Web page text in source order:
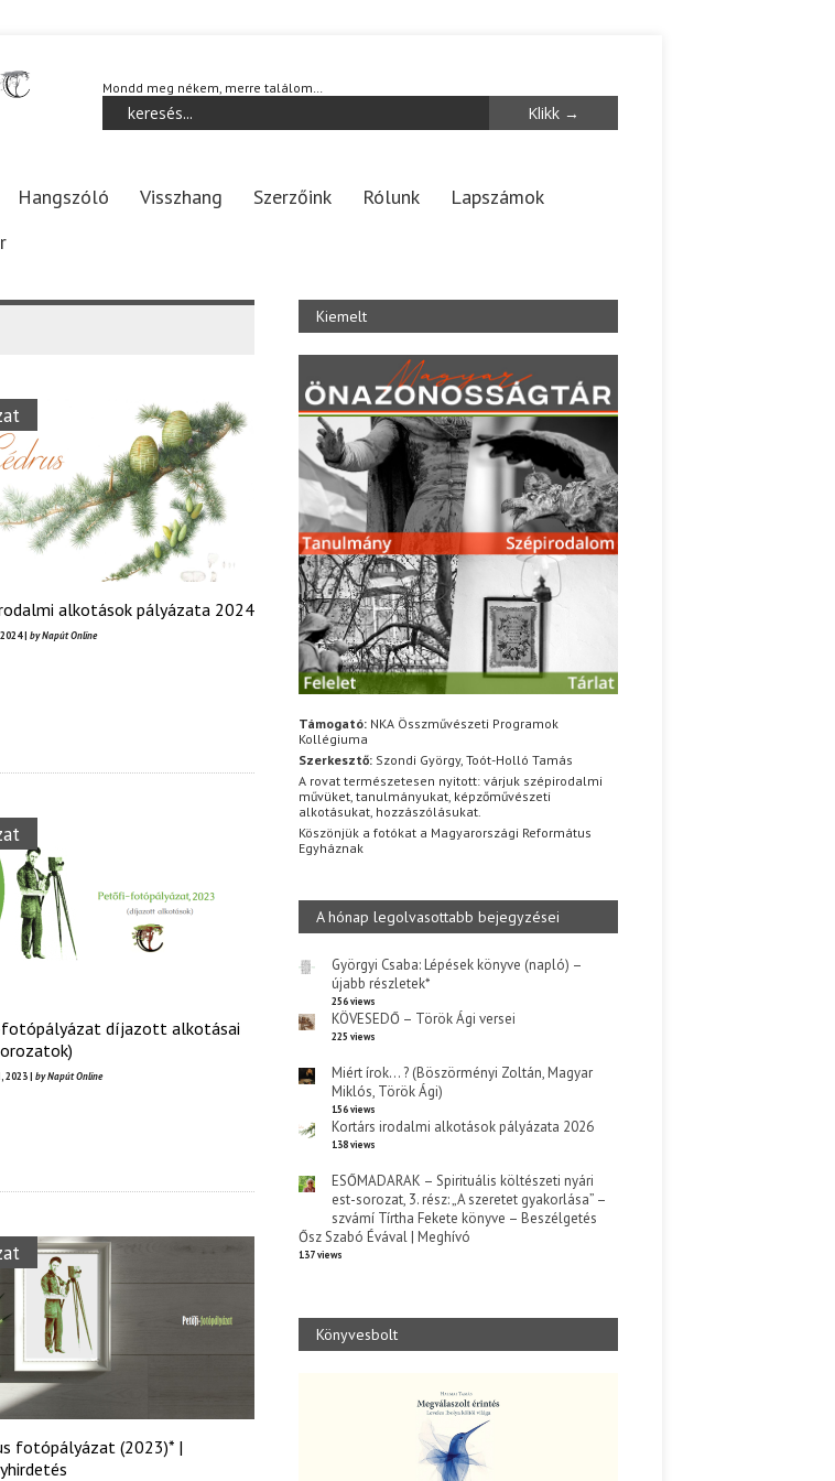
Mondd meg nékem, merre találom…
Hangszóló Visszhang Szerzőink Rólunk
Lapszámok
alkotások pályázata 2024
| by Napút Online
díjazott alkotásai
2023 | by Napút Online
fotópályázat (2023)* |
Kiemelt
Támogató: NKA Összművészeti Programok
Kollégiuma
Szerkesztő: Szondi György, Toót-Holló Tamás
A rovat természetesen nyitott: várjuk szépirodalmi
művüket, tanulmányukat, képzőművészeti
alkotásukat, hozzászólásukat.
Köszönjük a fotókat a Magyarországi Református
Egyháznak
A hónap legolvasottabb bejegyzései
Györgyi Csaba: Lépések könyve (napló) –
újabb részletek*
256 views
KÖVESEDŐ – Török Ági versei
225 views
Miért írok… ? (Böszörményi Zoltán, Magyar
Miklós, Török Ági)
156 views
Kortárs irodalmi alkotások pályázata 2026
138 views
ESŐMADARAK – Spirituális költészeti nyári
est-sorozat, 3. rész: „A szeretet gyakorlása” –
szvámí Tírtha Fekete könyve – Beszélgetés
Ősz Szabó Évával | Meghívó
137 views
Könyvesbolt